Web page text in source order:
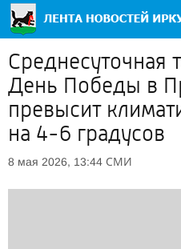
Среднесуточная
День Победы в
превысит
на 4-6 градусов
8 мая 2026, 13:44 СМИ